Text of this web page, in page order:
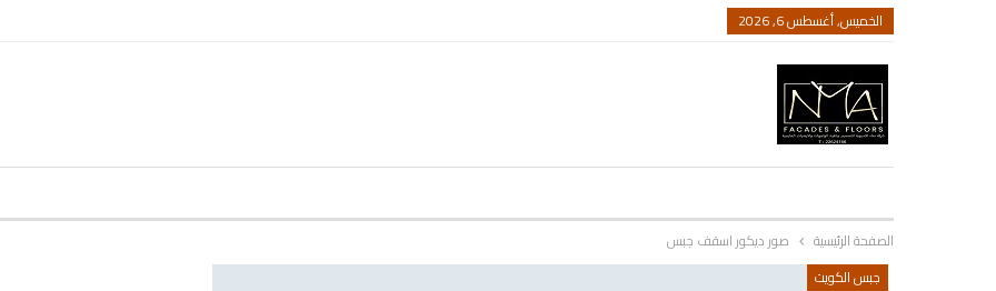
الخميس, أغسطس 6, 2026
الصفحة الرئيسية
صور ديكور اسقف جبس
جبس الكويت